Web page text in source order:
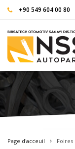
+90 549 604 00 80
Page d'acceuil Foires